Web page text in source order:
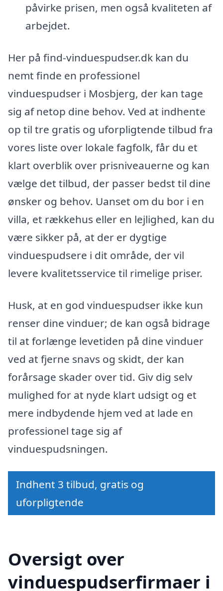
påvirke prisen, men også kvaliteten af
arbejdet.
Her på find-vinduespudser.dk kan du
nemt finde en professionel
vinduespudser i Mosbjerg, der kan tage
sig af netop dine behov. Ved at indhente
op til tre gratis og uforpligtende tilbud fra
vores liste over lokale fagfolk, får du et
klart overblik over prisniveauerne og kan
vælge det tilbud, der passer bedst til dine
ønsker og behov. Uanset om du bor i en
villa, et rækkehus eller en lejlighed, kan du
være sikker på, at der er dygtige
vinduespudsere i dit område, der vil
levere kvalitetsservice til rimelige priser.
Husk, at en god vinduespudser ikke kun
renser dine vinduer; de kan også bidrage
til at forlænge levetiden på dine vinduer
ved at fjerne snavs og skidt, der kan
forårsage skader over tid. Giv dig selv
mulighed for at nyde klart udsigt og et
mere indbydende hjem ved at lade en
professionel tage sig af
vinduespudsningen.
Indhent 3 tilbud, gratis og
uforpligtende
Oversigt over
vinduespudserfirmaer i